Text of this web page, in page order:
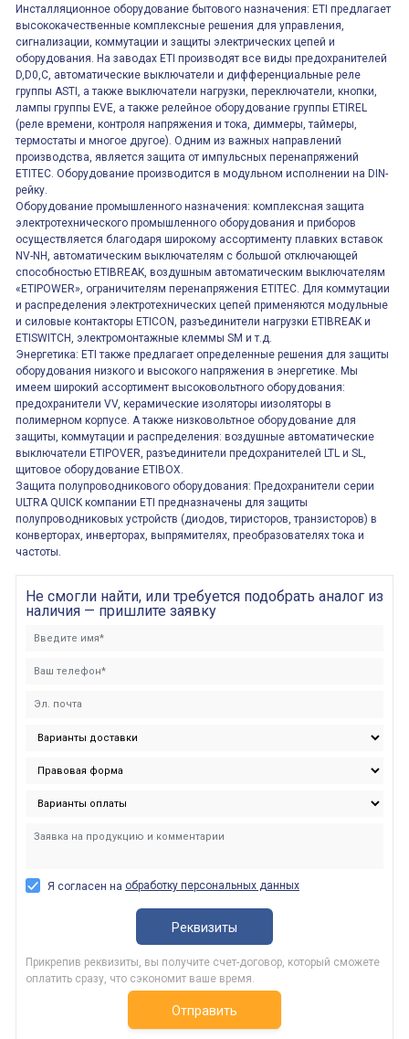
Инсталляционное оборудование бытового назначения: ETI предлагает
высококачественные комплексные решения для управления,
сигнализации, коммутации и защиты электрических цепей и
оборудования. На заводах ETI производят все виды предохранителей
D,D0,C, автоматические выключатели и дифференциальные реле
группы ASTI, а также выключатели нагрузки, переключатели, кнопки,
лампы группы EVE, а также релейное оборудование группы ETIREL
(реле времени, контроля напряжения и тока, диммеры, таймеры,
термостаты и многое другое). Одним из важных направлений
производства, является защита от импульсных перенапряжений
ETITEC. Оборудование производится в модульном исполнении на DIN-
рейку.
Оборудование промышленного назначения: комплексная защита
электротехнического промышленного оборудования и приборов
осуществляется благодаря широкому ассортименту плавких вставок
NV-NH, автоматическим выключателям с большой отключающей
способностью ETIBREAK, воздушным автоматическим выключателям
«ETIPOWER», ограничителям перенапряжения ETITEC. Для коммутации
и распределения электротехнических цепей применяются модульные
и силовые контакторы ETICON, разъединители нагрузки ETIBREAK и
ETISWITCH, электромонтажные клеммы SM и т.д.
Энергетика: ETI также предлагает определенные решения для защиты
оборудования низкого и высокого напряжения в энергетике. Мы
имеем широкий ассортимент высоковольтного оборудования:
предохранители VV, керамические изоляторы иизоляторы в
полимерном корпусе. А также низковольтное оборудование для
защиты, коммутации и распределения: воздушные автоматические
выключатели ETIPOVER, разъединители предохранителей LTL и SL,
щитовое оборудование ETIBOX.
Защита полупроводникового оборудования: Предохранители серии
ULTRA QUICK компании ETI предназначены для защиты
полупроводниковых устройств (диодов, тиристоров, транзисторов) в
конверторах, инверторах, выпрямителях, преобразователях тока и
частоты.
Не смогли найти, или требуется подобрать аналог из
наличия — пришлите заявку
Я согласен на обработку персональных данных
Реквизиты
Прикрепив реквизиты, вы получите счет-договор, который сможете
оплатить сразу, что сэкономит ваше время.
Отправить